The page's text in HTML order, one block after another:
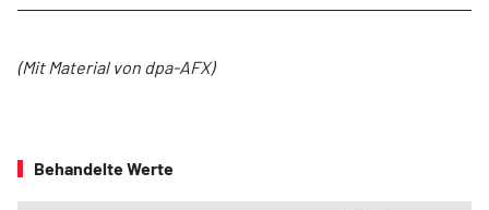
(Mit Material von dpa-AFX)
Behandelte Werte